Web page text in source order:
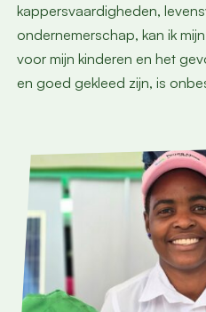
kappersvaardigheden,
ondernemerschap, kan ik
voor mijn kinderen en het
en goed gekleed zijn, is